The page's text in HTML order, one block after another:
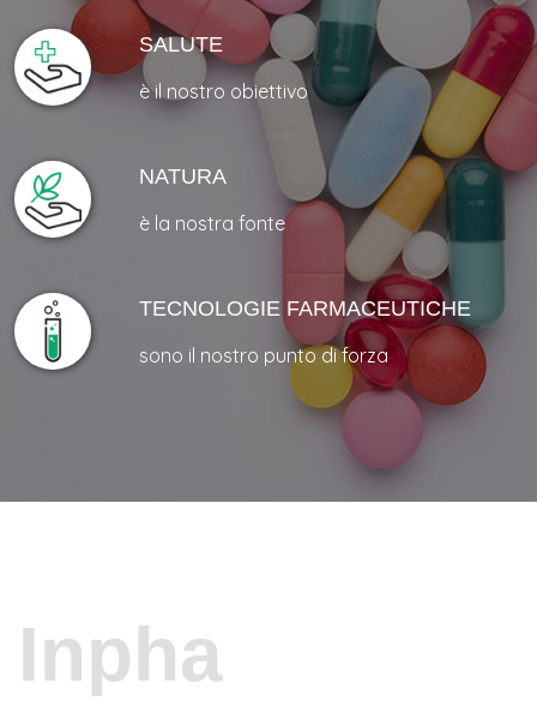
SALUTE
è il nostro obiettivo
NATURA
è la nostra fonte
TECNOLOGIE FARMACEUTICHE
sono il nostro punto di forza
Inpha